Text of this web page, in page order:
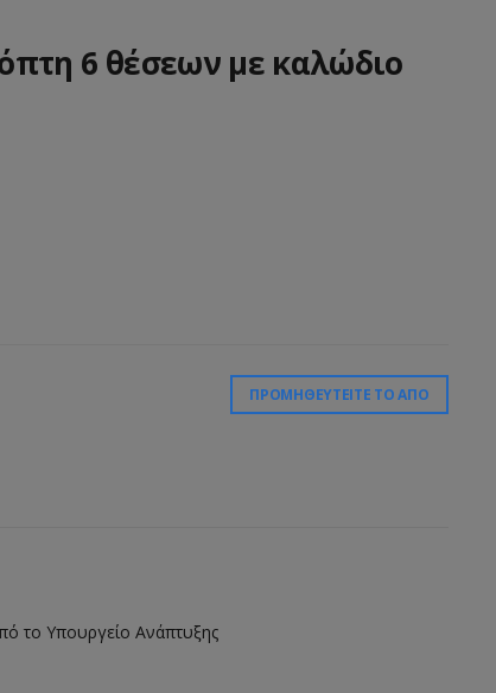
6 θέσεων με καλώδιο
ΠΡΟΜΗΘΕΥΤΕΊΤΕ ΤΟ ΑΠΌ
το Υπουργείο Ανάπτυξης